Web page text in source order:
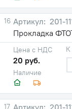
16
201-
Прокладка
Наличие
Цена с НДС
20 руб.
К
17
201-